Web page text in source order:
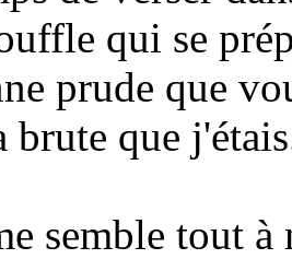
qui se
prude que
brute que
semble tout à